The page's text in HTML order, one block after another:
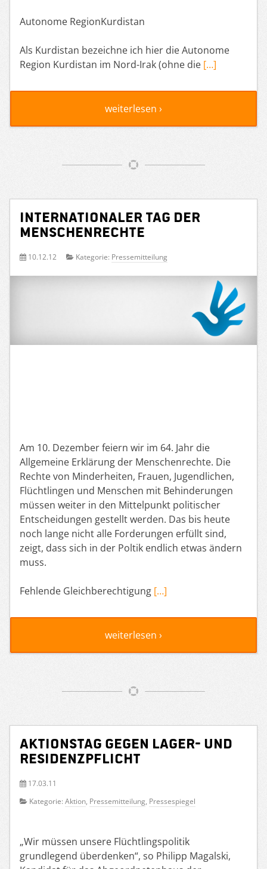
Autonome RegionKurdistan
Als Kurdistan bezeichne ich hier die Autonome
Region Kurdistan im Nord-Irak (ohne die […]
weiterlesen ›
Internationaler Tag der
Menschenrechte
10.12.12 Kategorie: Pressemitteilung
Am 10. Dezember feiern wir im 64. Jahr die
Allgemeine Erklärung der Menschenrechte. Die
Rechte von Minderheiten, Frauen, Jugendlichen,
Flüchtlingen und Menschen mit Behinderungen
müssen weiter in den Mittelpunkt politischer
Entscheidungen gestellt werden. Das bis heute
noch lange nicht alle Forderungen erfüllt sind,
zeigt, dass sich in der Poltik endlich etwas ändern
muss.
Fehlende Gleichberechtigung […]
weiterlesen ›
Aktionstag gegen Lager- und
Residenzpflicht
17.03.11
Kategorie: Aktion, Pressemitteilung, Pressespiegel
„Wir müssen unsere Flüchtlingspolitik
grundlegend überdenken“, so Philipp Magalski,